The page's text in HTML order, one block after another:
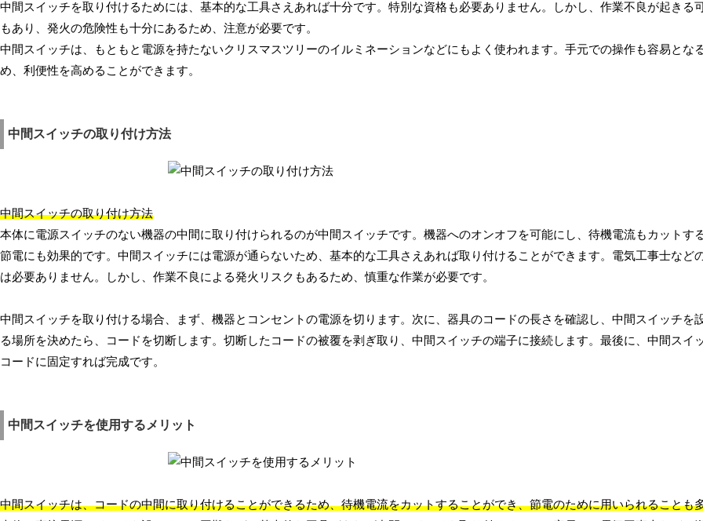
中間スイッチを取り付けるためには、基本的な工具さえあれば十分です。特別な資格も必要ありません。しかし、作業不良が起きる
もあり、発火の危険性も十分にあるため、注意が必要です。
中間スイッチは、もともと電源を持たないクリスマスツリーのイルミネーションなどにもよく使われます。手元での操作も容易とな
め、利便性を高めることができます。
中間スイッチの取り付け方法
中間スイッチの取り付け方法
本体に電源スイッチのない機器の中間に取り付けられるのが中間スイッチです。機器へのオンオフを可能にし、待機電流もカットす
節電にも効果的です。中間スイッチには電源が通らないため、基本的な工具さえあれば取り付けることができます。電気工事士など
は必要ありません。しかし、作業不良による発火リスクもあるため、慎重な作業が必要です。
中間スイッチを取り付ける場合、まず、機器とコンセントの電源を切ります。次に、器具のコードの長さを確認し、中間スイッチを
る場所を決めたら、コードを切断します。切断したコードの被覆を剥ぎ取り、中間スイッチの端子に接続します。最後に、中間スイ
コードに固定すれば完成です。
中間スイッチを使用するメリット
中間スイッチは、コードの中間に取り付けることができるため、待機電流をカットすることができ、節電のために用いられることも